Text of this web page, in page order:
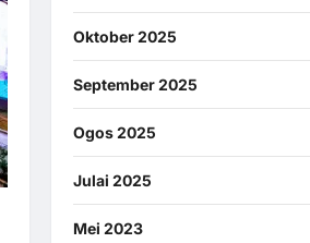
Oktober 2025
September 2025
Ogos 2025
Julai 2025
Mei 2023